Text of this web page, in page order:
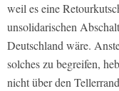
weil es eine
unsolidarischen
Deutschland wäre.
solches zu begreifen,
nicht über den